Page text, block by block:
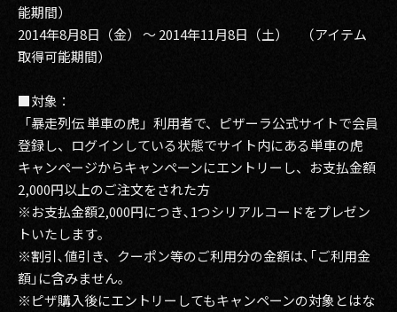
能期間）
2014年8月8日（金） ～ 2014年11月8日（土） （アイテム
取得可能期間）
■対象：
「暴走列伝 単車の虎」利用者で、ピザーラ公式サイトで会員
登録し、ログインしている状態でサイト内にある単車の虎
キャンページからキャンペーンにエントリーし、お支払金額
2,000円以上のご注文をされた方
※お支払金額2,000円につき､1つシリアルコードをプレゼン
トいたします｡
※割引､値引き、クーポン等のご利用分の金額は､｢ご利用金
額｣に含みません｡
※ピザ購入後にエントリーしてもキャンペーンの対象とはな